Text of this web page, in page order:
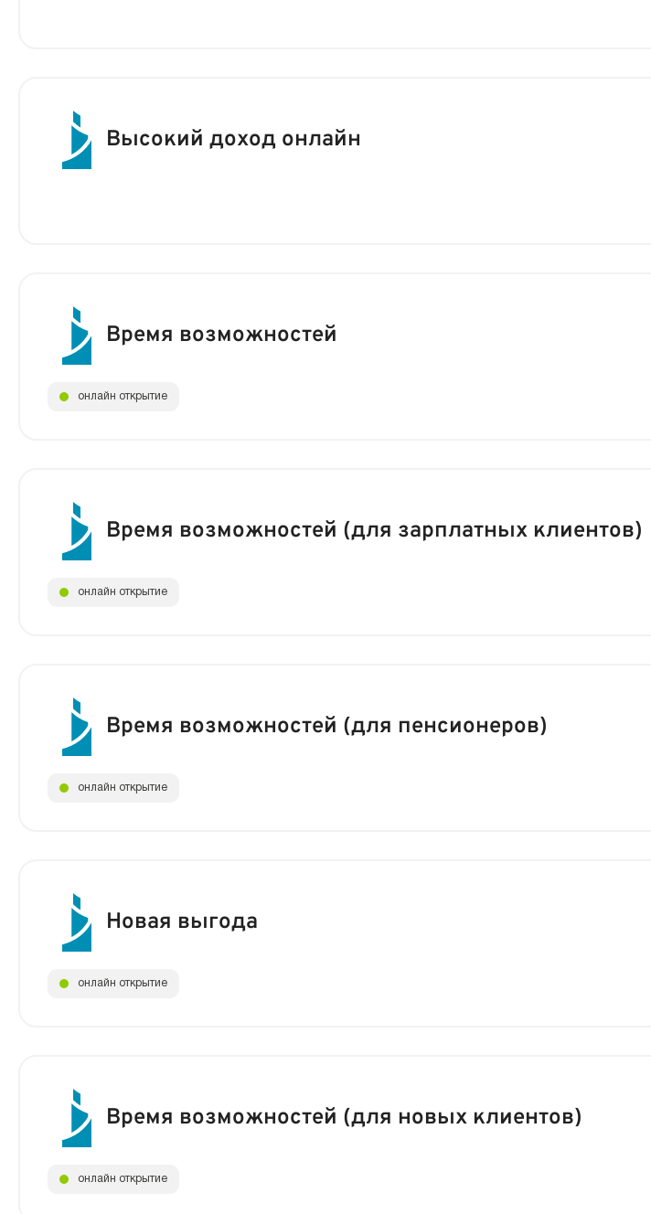
Высокий доход онлайн
Время возможностей
онлайн открытие
Время возможностей (для зарплатных клиентов)
онлайн открытие
Время возможностей (для пенсионеров)
онлайн открытие
Новая выгода
онлайн открытие
Время возможностей (для новых клиентов)
онлайн открытие